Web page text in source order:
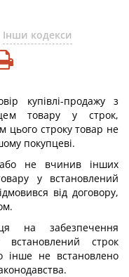
Інши кодекси
купівлі-продажу з
товару у строк,
цього строку товар не
покупцеві.
не вчинив інших
у встановлений
від договору,
на забезпечення
строк
інше не встановлено